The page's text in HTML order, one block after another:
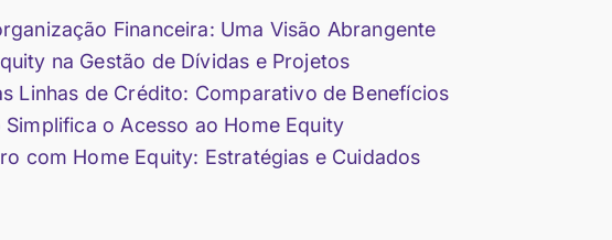
Financeira: Uma Visão Abrangente
na Gestão de Dívidas e Projetos
Linhas de Crédito: Comparativo de Benefícios
Simplifica o Acesso ao Home Equity
com Home Equity: Estratégias e Cuidados